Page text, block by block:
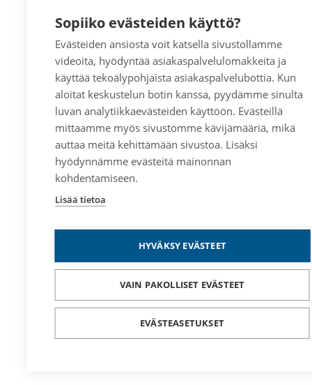
Sopiiko evästeiden käyttö?
Evästeiden ansiosta voit katsella sivustollamme
videoita, hyödyntää asiakaspalvelulomakkeita ja
käyttää tekoälypohjaista asiakaspalvelubottia. Kun
aloitat keskustelun botin kanssa, pyydämme sinulta
luvan analytiikkaevästeiden käyttöön. Evästeillä
mittaamme myös sivustomme kävijämääriä, mikä
auttaa meitä kehittämään sivustoa. Lisäksi
hyödynnämme evästeitä mainonnan
kohdentamiseen.
Lisää tietoa
HYVÄKSY EVÄSTEET
VAIN PAKOLLISET EVÄSTEET
EVÄSTEASETUKSET